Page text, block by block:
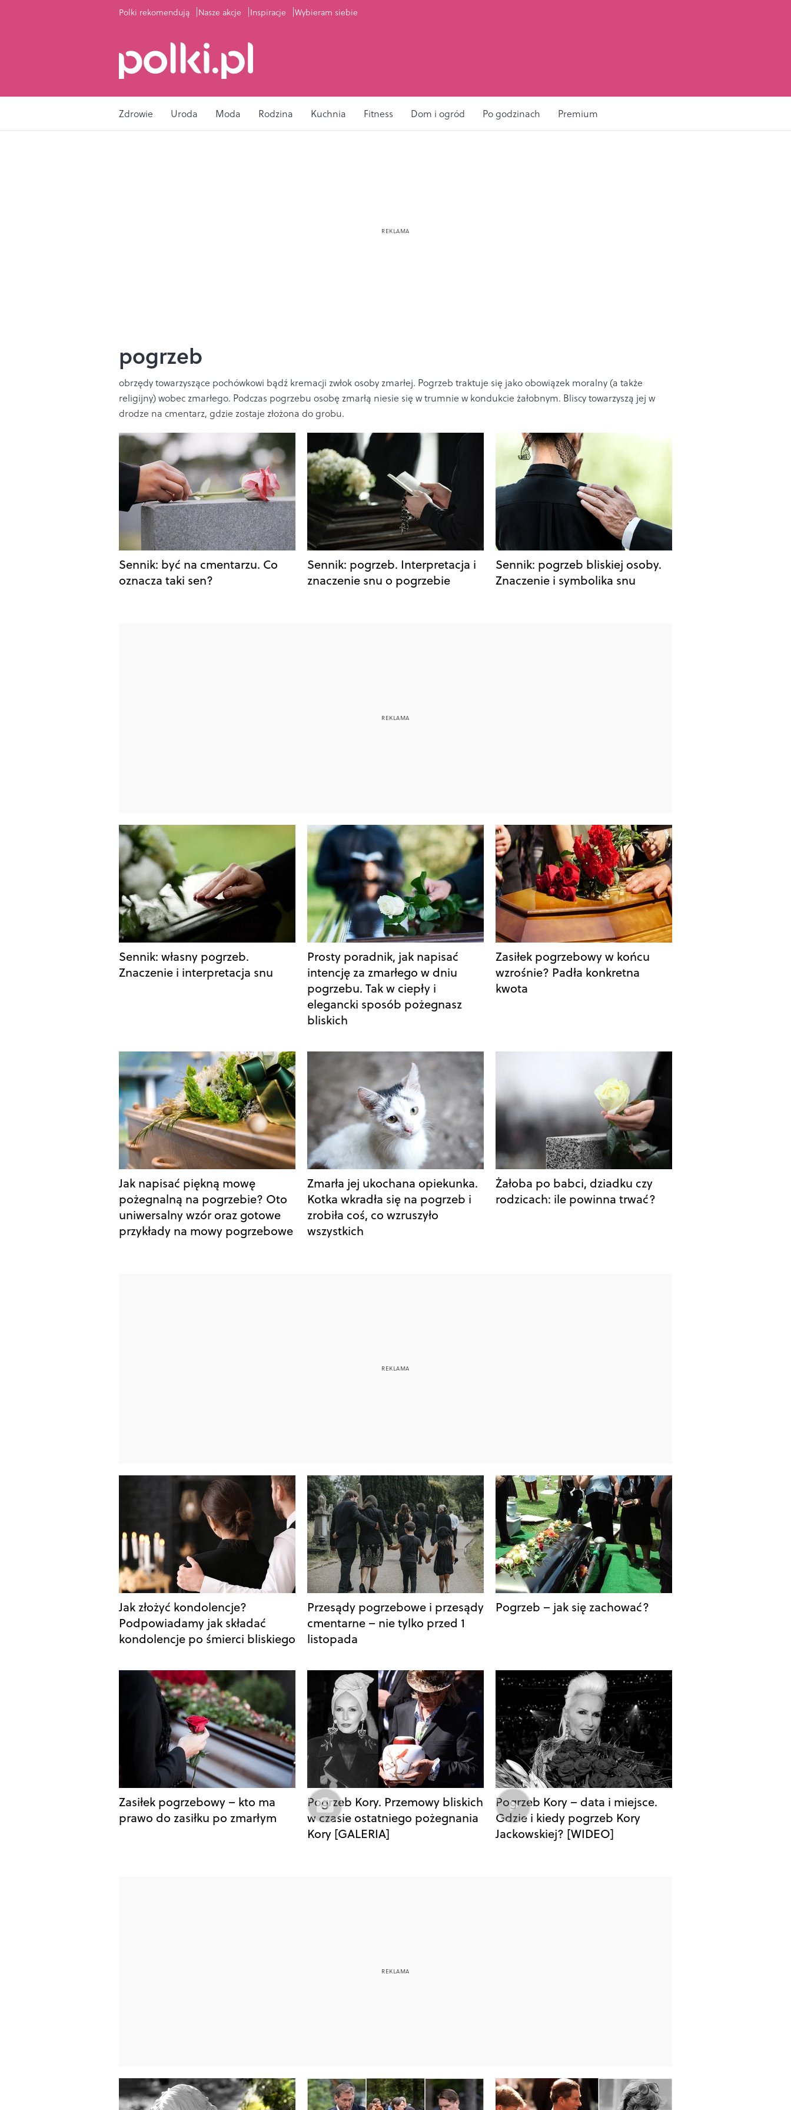
Polki rekomendują Nasze akcje Inspiracje Wybieram siebie
Zdrowie Uroda Moda Rodzina Kuchnia Fitness Dom i ogród Po godzinach Premium
pogrzeb
obrzędy towarzyszące pochówkowi bądź kremacji zwłok osoby zmarłej. Pogrzeb traktuje się jako obowiązek moralny (a także
religijny) wobec zmarłego. Podczas pogrzebu osobę zmarłą niesie się w trumnie w kondukcie żałobnym. Bliscy towarzyszą jej w
drodze na cmentarz, gdzie zostaje złożona do grobu.
Sennik: być na cmentarzu. Co
oznacza taki sen?
Sennik: pogrzeb. Interpretacja i
znaczenie snu o pogrzebie
Sennik: pogrzeb bliskiej osoby.
Znaczenie i symbolika snu
Sennik: własny pogrzeb.
Znaczenie i interpretacja snu
Prosty poradnik, jak napisać
intencję za zmarłego w dniu
pogrzebu. Tak w ciepły i
elegancki sposób pożegnasz
bliskich
Zasiłek pogrzebowy w końcu
wzrośnie? Padła konkretna
kwota
Jak napisać piękną mowę
pożegnalną na pogrzebie? Oto
uniwersalny wzór oraz gotowe
przykłady na mowy pogrzebowe
Zmarła jej ukochana opiekunka.
Kotka wkradła się na pogrzeb i
zrobiła coś, co wzruszyło
wszystkich
Żałoba po babci, dziadku czy
rodzicach: ile powinna trwać?
Jak złożyć kondolencje?
Podpowiadamy jak składać
kondolencje po śmierci bliskiego
Przesądy pogrzebowe i przesądy
cmentarne – nie tylko przed 1
listopada
Pogrzeb – jak się zachować?
Zasiłek pogrzebowy – kto ma
prawo do zasiłku po zmarłym
Pogrzeb Kory. Przemowy bliskich
w czasie ostatniego pożegnania
Kory [GALERIA]
Pogrzeb Kory – data i miejsce.
Gdzie i kiedy pogrzeb Kory
Jackowskiej? [WIDEO]